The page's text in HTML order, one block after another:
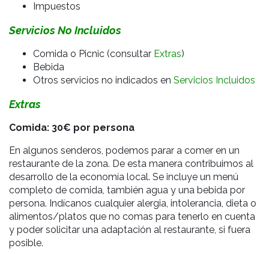
Impuestos
Servicios No Incluidos
Comida o Picnic (consultar Extras)
Bebida
Otros servicios no indicados en Servicios Incluidos
Extras
Comida: 30€ por persona
En algunos senderos, podemos parar a comer en un
restaurante de la zona. De esta manera contribuimos al
desarrollo de la economía local. Se incluye un menú
completo de comida, también agua y una bebida por
persona. Indícanos cualquier alergia, intolerancia, dieta o
alimentos/platos que no comas para tenerlo en cuenta
y poder solicitar una adaptación al restaurante, si fuera
posible.